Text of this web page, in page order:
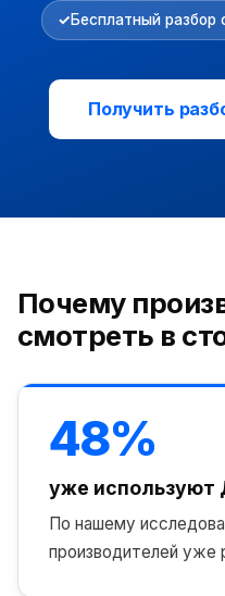
Бесплатный разбор
Получить
Почему
смотреть в
48%
уже используют
По нашему
производителей уже